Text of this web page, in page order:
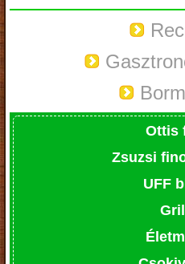
Ottis
Zsuzsi
UFF